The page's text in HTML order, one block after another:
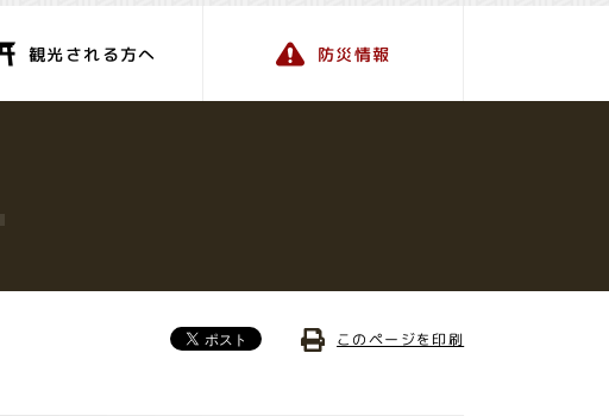
観光される方へ 防災情報
このページを印刷